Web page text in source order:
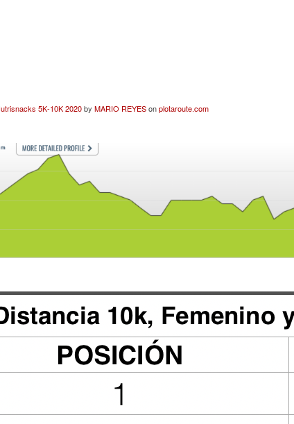
5K-10K 2020by MARIO REYESonplotaroute.com